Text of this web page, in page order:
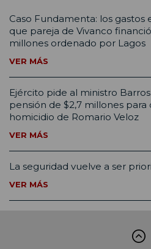
Caso Fundamenta: los gastos
que pareja de Vivanco
millones ordenado por Lagos
VER MÁS
Ejército pide al ministro
pensión de $2,7 millones
homicidio de Romario Veloz
VER MÁS
La seguridad vuelve a ser
VER MÁS